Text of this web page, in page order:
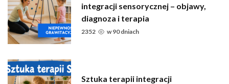
integracji sensorycznej – objawy,
diagnoza i terapia
2352 w90 dniach
Sztuka terapii integracji